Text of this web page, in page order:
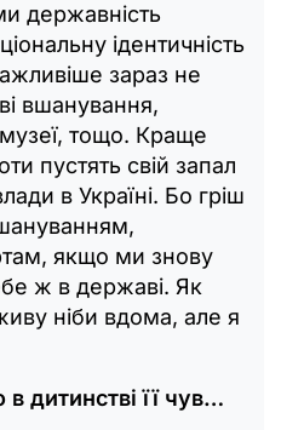
державність
ідентичність
зараз не
вшанування,
тощо. Краще
пустять свій запал
в Україні. Бо гріш
якщо ми знову
ж в державі. Як
ніби вдома, але я
дитинстві її чув…